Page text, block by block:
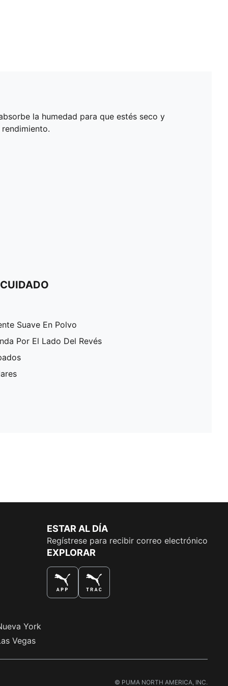
la humedad para que estés seco y
Suave En Polvo
Por El Lado Del Revés
York
Vegas
ESTAR AL DÍA
Regístrese para recibir correo electrónico
EXPLORAR
© PUMA NORTH AMERICA, INC.